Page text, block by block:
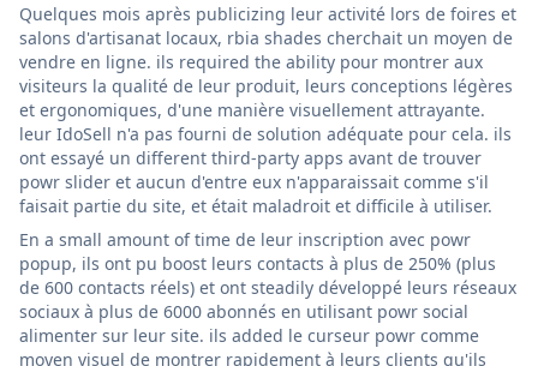
Quelques mois après publicizing leur activité lors de foires et
salons d'artisanat locaux, rbia shades cherchait un moyen de
vendre en ligne. ils required the ability pour montrer aux
visiteurs la qualité de leur produit, leurs conceptions légères
et ergonomiques, d'une manière visuellement attrayante.
leur IdoSell n'a pas fourni de solution adéquate pour cela. ils
ont essayé un different third-party apps avant de trouver
powr slider et aucun d'entre eux n'apparaissait comme s'il
faisait partie du site, et était maladroit et difficile à utiliser.
En a small amount of time de leur inscription avec powr
popup, ils ont pu boost leurs contacts à plus de 250% (plus
de 600 contacts réels) et ont steadily développé leurs réseaux
sociaux à plus de 6000 abonnés en utilisant powr social
alimenter sur leur site. ils added le curseur powr comme
moyen visuel de montrer rapidement à leurs clients qu'ils